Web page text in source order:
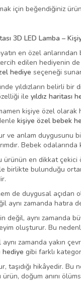
için beğendiğiniz
3D LED Lamba –
en özel
edilen hediyenin
hediye seçeneği
yıldızların belirli bir
ile yıldız haritası
kişiye özel
kişiye özel bebek
ve anlam duygusunu
Bebek
ürünün en dikkat
birlikte bulunduğu
de duygusal
aynı zamanda hatıra
aynı zamanda
oluşturur. Bu
zamanda yakın
hediye gibi farklı
taşıdığı hikâyedir. Bu
ürün, doğum anını